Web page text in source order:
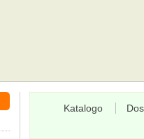
Katalogo